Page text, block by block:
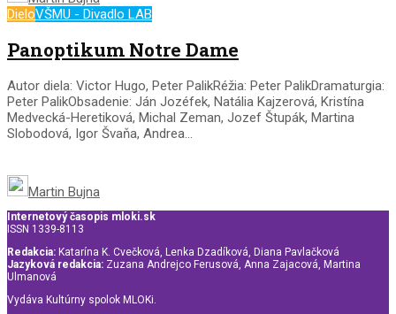
DieloVŠMU - Divadlo LAB
Panoptikum Notre Dame
Autor diela: Victor Hugo, Peter PalikRéžia: Peter PalikDramaturgia:
Peter PalikObsadenie: Ján Jozéfek, Natália Kajzerová, Kristína
Medvecká-Heretiková, Michal Zeman, Jozef Štupák, Martina
Slobodová, Igor Švaňa, Andrea...
Martin Bujna
Internetový časopis mloki.sk
ISSN 1339-8113
Redakcia: Katarína K. Cvečková, Lenka Dzadíková, Diana Pavlačková
Jazyková redakcia: Zuzana Andrejco Ferusová, Anna Zajacová, Martina
Ulmanová
Vydáva Kultúrny spolok MLOKi.